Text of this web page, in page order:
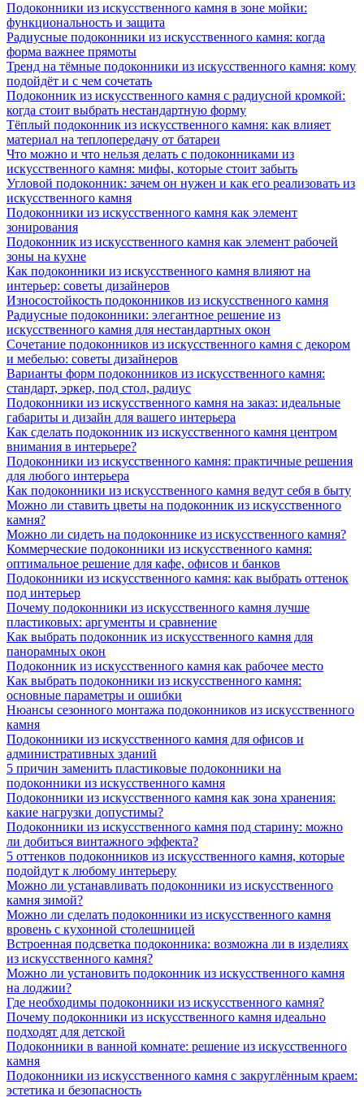
Подоконники из искусственного камня в зоне мойки:
функциональность и защита
Радиусные подоконники из искусственного камня: когда
форма важнее прямоты
Тренд на тёмные подоконники из искусственного камня: кому
подойдёт и с чем сочетать
Подоконник из искусственного камня с радиусной кромкой:
когда стоит выбрать нестандартную форму
Тёплый подоконник из искусственного камня: как влияет
материал на теплопередачу от батареи
Что можно и что нельзя делать с подоконниками из
искусственного камня: мифы, которые стоит забыть
Угловой подоконник: зачем он нужен и как его реализовать из
искусственного камня
Подоконники из искусственного камня как элемент
зонирования
Подоконник из искусственного камня как элемент рабочей
зоны на кухне
Как подоконники из искусственного камня влияют на
интерьер: советы дизайнеров
Износостойкость подоконников из искусственного камня
Радиусные подоконники: элегантное решение из
искусственного камня для нестандартных окон
Сочетание подоконников из искусственного камня с декором
и мебелью: советы дизайнеров
Варианты форм подоконников из искусственного камня:
стандарт, эркер, под стол, радиус
Подоконники из искусственного камня на заказ: идеальные
габариты и дизайн для вашего интерьера
Как сделать подоконник из искусственного камня центром
внимания в интерьере?
Подоконники из искусственного камня: практичные решения
для любого интерьера
Как подоконники из искусственного камня ведут себя в быту
Можно ли ставить цветы на подоконник из искусственного
камня?
Можно ли сидеть на подоконнике из искусственного камня?
Коммерческие подоконники из искусственного камня:
оптимальное решение для кафе, офисов и банков
Подоконники из искусственного камня: как выбрать оттенок
под интерьер
Почему подоконники из искусственного камня лучше
пластиковых: аргументы и сравнение
Как выбрать подоконник из искусственного камня для
панорамных окон
Подоконник из искусственного камня как рабочее место
Как выбрать подоконники из искусственного камня:
основные параметры и ошибки
Нюансы сезонного монтажа подоконников из искусственного
камня
Подоконники из искусственного камня для офисов и
административных зданий
5 причин заменить пластиковые подоконники на
подоконники из искусственного камня
Подоконники из искусственного камня как зона хранения:
какие нагрузки допустимы?
Подоконники из искусственного камня под старину: можно
ли добиться винтажного эффекта?
5 оттенков подоконников из искусственного камня, которые
подойдут к любому интерьеру
Можно ли устанавливать подоконники из искусственного
камня зимой?
Можно ли сделать подоконники из искусственного камня
вровень с кухонной столешницей
Встроенная подсветка подоконника: возможна ли в изделиях
из искусственного камня?
Можно ли установить подоконник из искусственного камня
на лоджии?
Где необходимы подоконники из искусственного камня?
Почему подоконники из искусственного камня идеально
подходят для детской
Подоконники в ванной комнате: решение из искусственного
камня
Подоконники из искусственного камня с закруглённым краем:
эстетика и безопасность